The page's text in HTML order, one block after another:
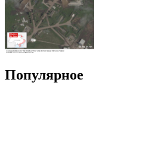
Популярное